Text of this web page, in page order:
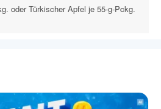
oder Türkischer Apfel je 55-g-Pckg.